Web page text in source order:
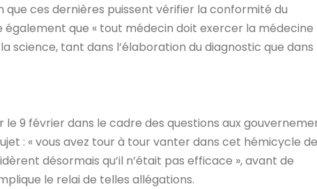
que ces dernières puissent vérifier la conformité du
également que « tout médecin doit exercer la médecine
science, tant dans l’élaboration du diagnostic que dans
9 février dans le cadre des questions aux
: « vous avez tour à tour vanter dans cet hémicycle
désormais qu’il n’était pas efficace », avant de
le relai de telles allégations.